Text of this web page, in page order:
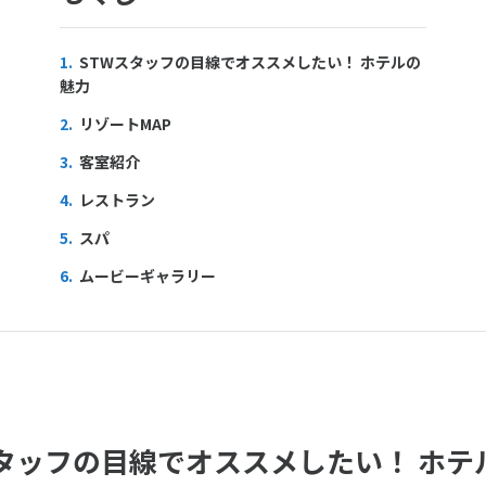
1. STWスタッフの目線でオススメしたい！ ホテルの
魅力
2. リゾートMAP
3. 客室紹介
4. レストラン
5. スパ
6. ムービーギャラリー
ッフの目線でオススメしたい！ ホテ